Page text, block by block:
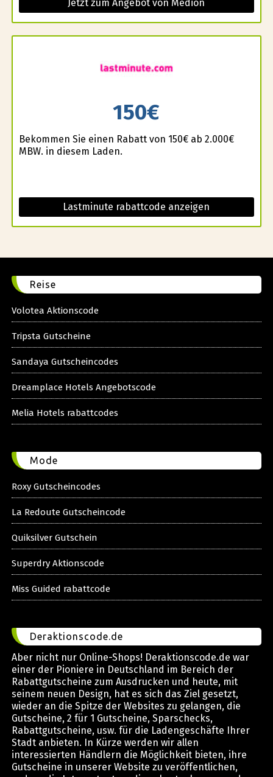
Jetzt zum Angebot von Medion
150€
Bekommen Sie einen Rabatt von 150€ ab 2.000€
MBW. in diesem Laden.
Lastminute rabattcode anzeigen
Reise
Volotea Aktionscode
Tripsta Gutscheine
Sandaya Gutscheincodes
Dreamplace Hotels Angebotscode
Melia Hotels rabattcodes
Mode
Roxy Gutscheincodes
La Redoute Gutscheincode
Quiksilver Gutschein
Superdry Aktionscode
Miss Guided rabattcode
Deraktionscode.de
Aber nicht nur Online-Shops! Deraktionscode.de war
einer der Pioniere in Deutschland im Bereich der
Rabattgutscheine zum Ausdrucken und heute, mit
seinem neuen Design, hat es sich das Ziel gesetzt,
wieder an die Spitze der Websites zu gelangen, die
Gutscheine, 2 für 1 Gutscheine, Sparschecks,
Rabattgutscheine, usw. für die Ladengeschäfte Ihrer
Stadt anbieten. In Kürze werden wir allen
interessierten Händlern die Möglichkeit bieten, ihre
Gutscheine in unserer Website zu veröffentlichen,